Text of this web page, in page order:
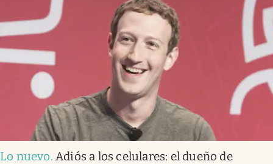
Lo nuevo.Adiós a los celulares: el dueño de